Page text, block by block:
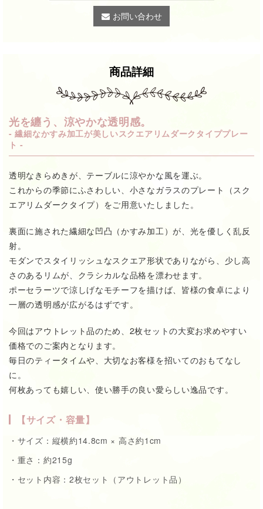
お問い合わせ
商品詳細
光を纏う、涼やかな透明感。
- 繊細なかすみ加工が美しいスクエアリムダークタイププレー
ト -
透明なきらめきが、テーブルに涼やかな風を運ぶ。
これからの季節にふさわしい、小さなガラスのプレート（スク
エアリムダークタイプ）をご用意いたしました。
裏面に施された繊細な凹凸（かすみ加工）が、光を優しく乱反
射。
モダンでスタイリッシュなスクエア形状でありながら、少し高
さのあるリムが、クラシカルな品格を漂わせます。
ポーセラーツで涼しげなモチーフを描けば、皆様の食卓により
一層の透明感が広がるはずです。
今回はアウトレット品のため、2枚セットの大変お求めやすい
価格でのご案内となります。
毎日のティータイムや、大切なお客様を招いてのおもてなし
に。
何枚あっても嬉しい、使い勝手の良い愛らしい逸品です。
【サイズ・容量】
・サイズ：縦横約14.8cm × 高さ約1cm
・重さ：約215g
・セット内容：2枚セット（アウトレット品）